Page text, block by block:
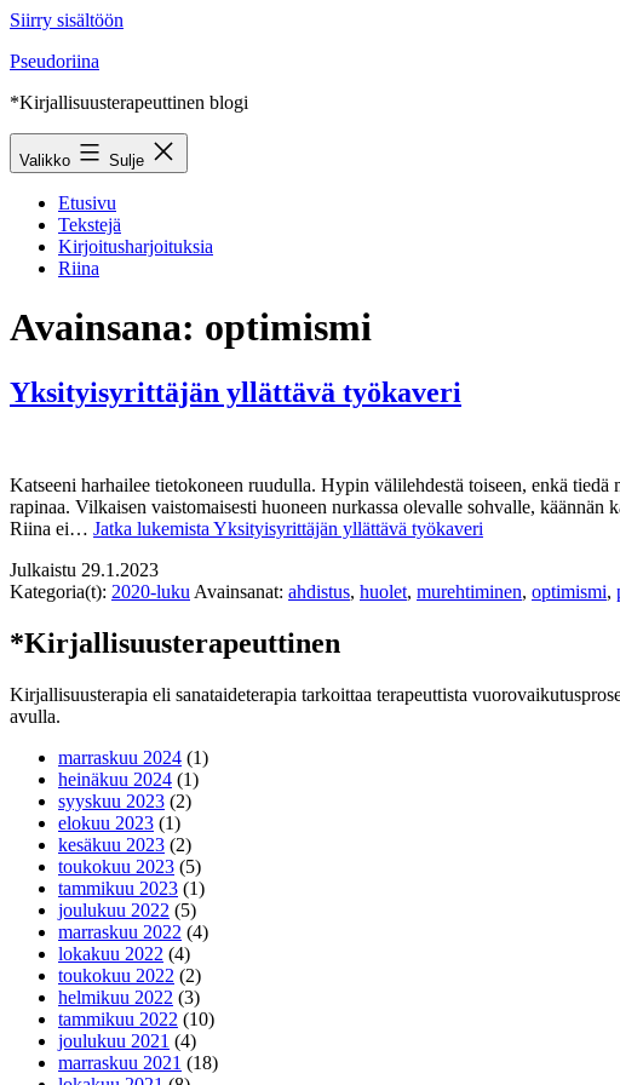
Siirry sisältöön
Pseudoriina
*Kirjallisuusterapeuttinen blogi
Valikko Sulje
Etusivu
Tekstejä
Kirjoitusharjoituksia
Riina
Avainsana: optimismi
Yksityisyrittäjän yllättävä työkaveri
Katseeni harhailee tietokoneen ruudulla. Hypin välilehdestä toiseen, enkä
rapinaa. Vilkaisen vaistomaisesti huoneen nurkassa olevalle sohvalle,
Riina ei… Jatka lukemista Yksityisyrittäjän yllättävä työkaveri
Julkaistu 29.1.2023
Kategoria(t): 2020-luku Avainsanat: ahdistus, huolet, murehtiminen, optimismi,
*Kirjallisuusterapeuttinen
Kirjallisuusterapia eli sanataideterapia tarkoittaa terapeuttista
avulla.
marraskuu 2024 (1)
heinäkuu 2024 (1)
syyskuu 2023 (2)
elokuu 2023 (1)
kesäkuu 2023 (2)
toukokuu 2023 (5)
tammikuu 2023 (1)
joulukuu 2022 (5)
marraskuu 2022 (4)
lokakuu 2022 (4)
toukokuu 2022 (2)
helmikuu 2022 (3)
tammikuu 2022 (10)
joulukuu 2021 (4)
marraskuu 2021 (18)